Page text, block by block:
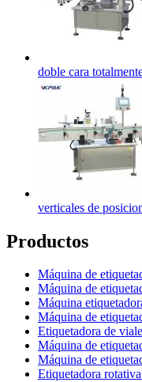
doble cara
verticales de
Productos
Máquina de
Máquina de
Máquina
Máquina de
Etiquetadora de
Máquina de
Máquina de
Etiquetadora